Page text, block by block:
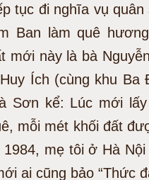
tục đi nghĩa vụ
Ban làm quê
mới này là bà
Ích (cùng khu Ba
Sơn kể: Lúc mới
mỗi mét khối đất
mẹ tôi ở Hà
ai cũng bảo “Thức